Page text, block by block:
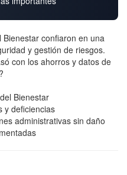
confiaron en una
y gestión de riesgos.
con los ahorros y datos de
Bienestar
y deficiencias
administrativas sin daño